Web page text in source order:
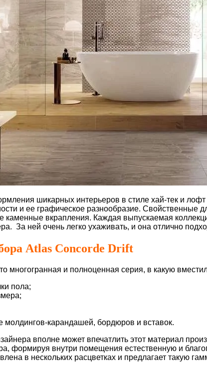
шикарных интерьеров в стиле хай-тек и лофт
и ее графическое разнообразие.
каменные вкрапления. Каждая выпускаемая
За ней очень легко ухаживать, и она отлично
Atlas Concorde Drift
многогранная и полноценная серия, в какую
пола;
молдингов-карандашей, бордюров и вставок.
вполне может впечатлить этот материал
формируя внутри помещения естественную и
в нескольких расцветках и предлагает такую